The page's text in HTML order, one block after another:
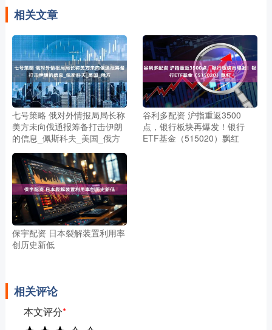
相关文章
七号策略 俄对外情报局局长称
美方未向俄通报筹备打击伊朗
的信息_佩斯科夫_美国_俄方
谷利多配资 沪指重返3500
点，银行板块再爆发！银行
ETF基金（515020）飘红
保宇配资 日本裂解装置利用率
创历史新低
相关评论
本文评分*